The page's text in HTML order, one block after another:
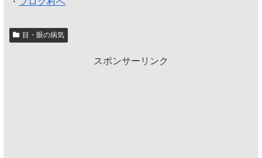
目・眼の病気
スポンサーリンク